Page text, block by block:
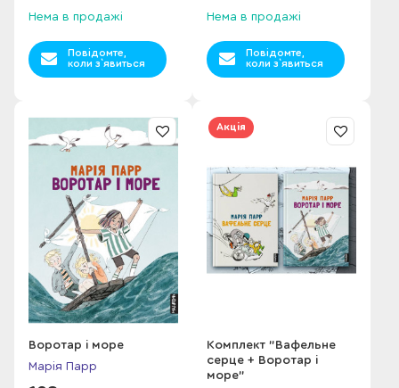
Нема в продажі
Повідомте,
коли з`явиться
Нема в продажі
Повідомте,
коли з`явиться
Воротар і море
Марія Парр
Акція
Комплект "Вафельне
серце + Воротар і
море"